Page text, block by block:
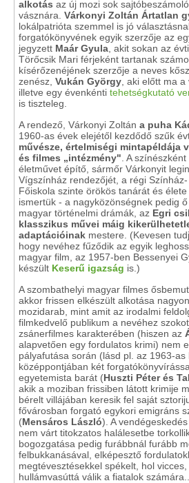
alkotás az új mozi sok
vásznára. Várkonyi Zoltán Ártatlan
lokálpatrióta szemmel is jó
forgatókönyvének egyik szerzője az
jegyzett Maár Gyula , akit sokan az
Törőcsik Mari férjeként tartanak
kísérőzenéjének szerzője a neves
zenész, Vukán György , aki előtt ma
illetve egy évenkénti tehetségkutató
is tiszteleg.
A rendező, Várkonyi Zoltán a puha
1960-as évek elejétől kezdődő szűk
művésze, értelmiségi mintapéldája
és filmes „intézmény" . A
életművet építő, sármőr Várkonyit
Vígszínház rendezőjét, a régi
Főiskola szinte örökös tanárát és
ismertük - a nagyközönségnek pedig
magyar történelmi drámák, az Egri
klasszikus művei máig
adaptációinak mestere. (Kevesen
hogy nevéhez fűződik az egyik
magyar film, az 1957-ben Bessenyei
készült Keserű igazság is.)
A szombathelyi magyar filmes
akkor frissen elkészült alkotása
mozidarab, mint amit az irodalmi
filmkedvelő publikum a nevéhez
zsánerfilmes karakterében (hiszen az
alapvetően egy fordulatos krimi) nem
pályafutása során (lásd pl. az 1963-as
középpontjában két
egyetemista barát (Huszti Péter és
akik a moziban frissiben látott krimije
bérelt villájában keresik fel saját
fővárosban forgató egykori emigráns
(Mensáros László). A
nem várt titokzatos halálesetbe
bogozgatása pedig furábbnál furább
felbukkanásával, elképesztő
megtévesztésekkel spékelt, hol
hullámvasúttá válik a fiatalok számára...